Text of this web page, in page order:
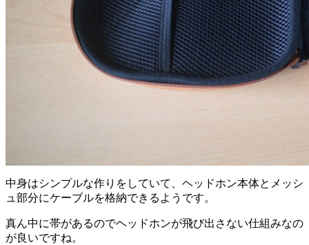
中身はシンプルな作りをしていて、ヘッドホン本体とメッシ
ュ部分にケーブルを格納できるようです。
真ん中に帯があるのでヘッドホンが飛び出さない仕組みなの
が良いですね。